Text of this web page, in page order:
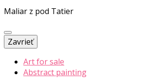
Maliar z pod Tatier
Zavrieť
Art for sale
Abstract painting